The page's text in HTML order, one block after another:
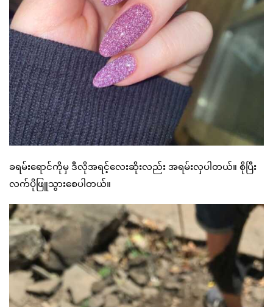
ခရမ်းရောင်ကိုမှ ဒီလိုအရင့်လေးဆိုးလည်း အရမ်းလှပါတယ်။ စိုပြီး
လက်ပိုဖြူသွားစေပါတယ်။